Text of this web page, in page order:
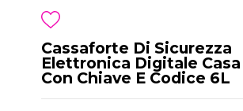
Cassaforte Di Sicurezza
Elettronica Digitale
Con Chiave E Codice 6L